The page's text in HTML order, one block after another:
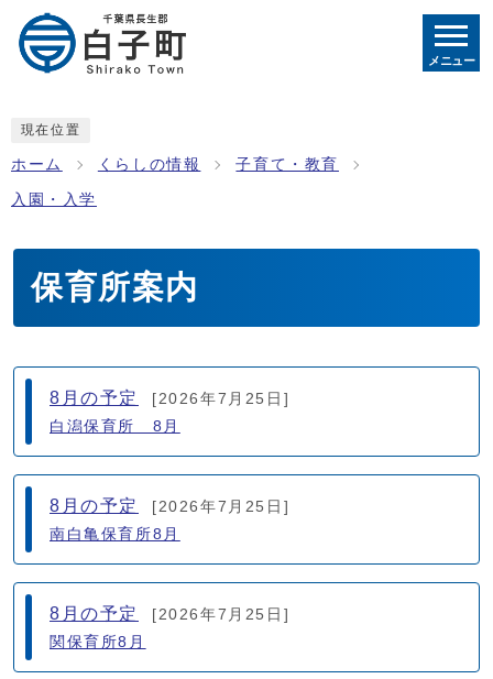
メニュー
現在位置
ホーム くらしの情報 子育て・教育
入園・入学
保育所案内
メインメニュー
8月の予定
[2026年7月25日]
白潟保育所 8月
8月の予定
[2026年7月25日]
南白亀保育所8月
8月の予定
[2026年7月25日]
関保育所8月